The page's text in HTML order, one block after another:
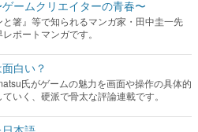
白い？
氏がゲームの魅力を画面や操作の具体的
いく、硬派で骨太な評論連載です。
本語
「ラスボス」… ゲームにまつわる言葉の起
ンピューター文化史研究家・タイニーP氏